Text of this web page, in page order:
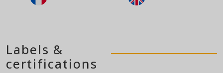
Labels &
certifications